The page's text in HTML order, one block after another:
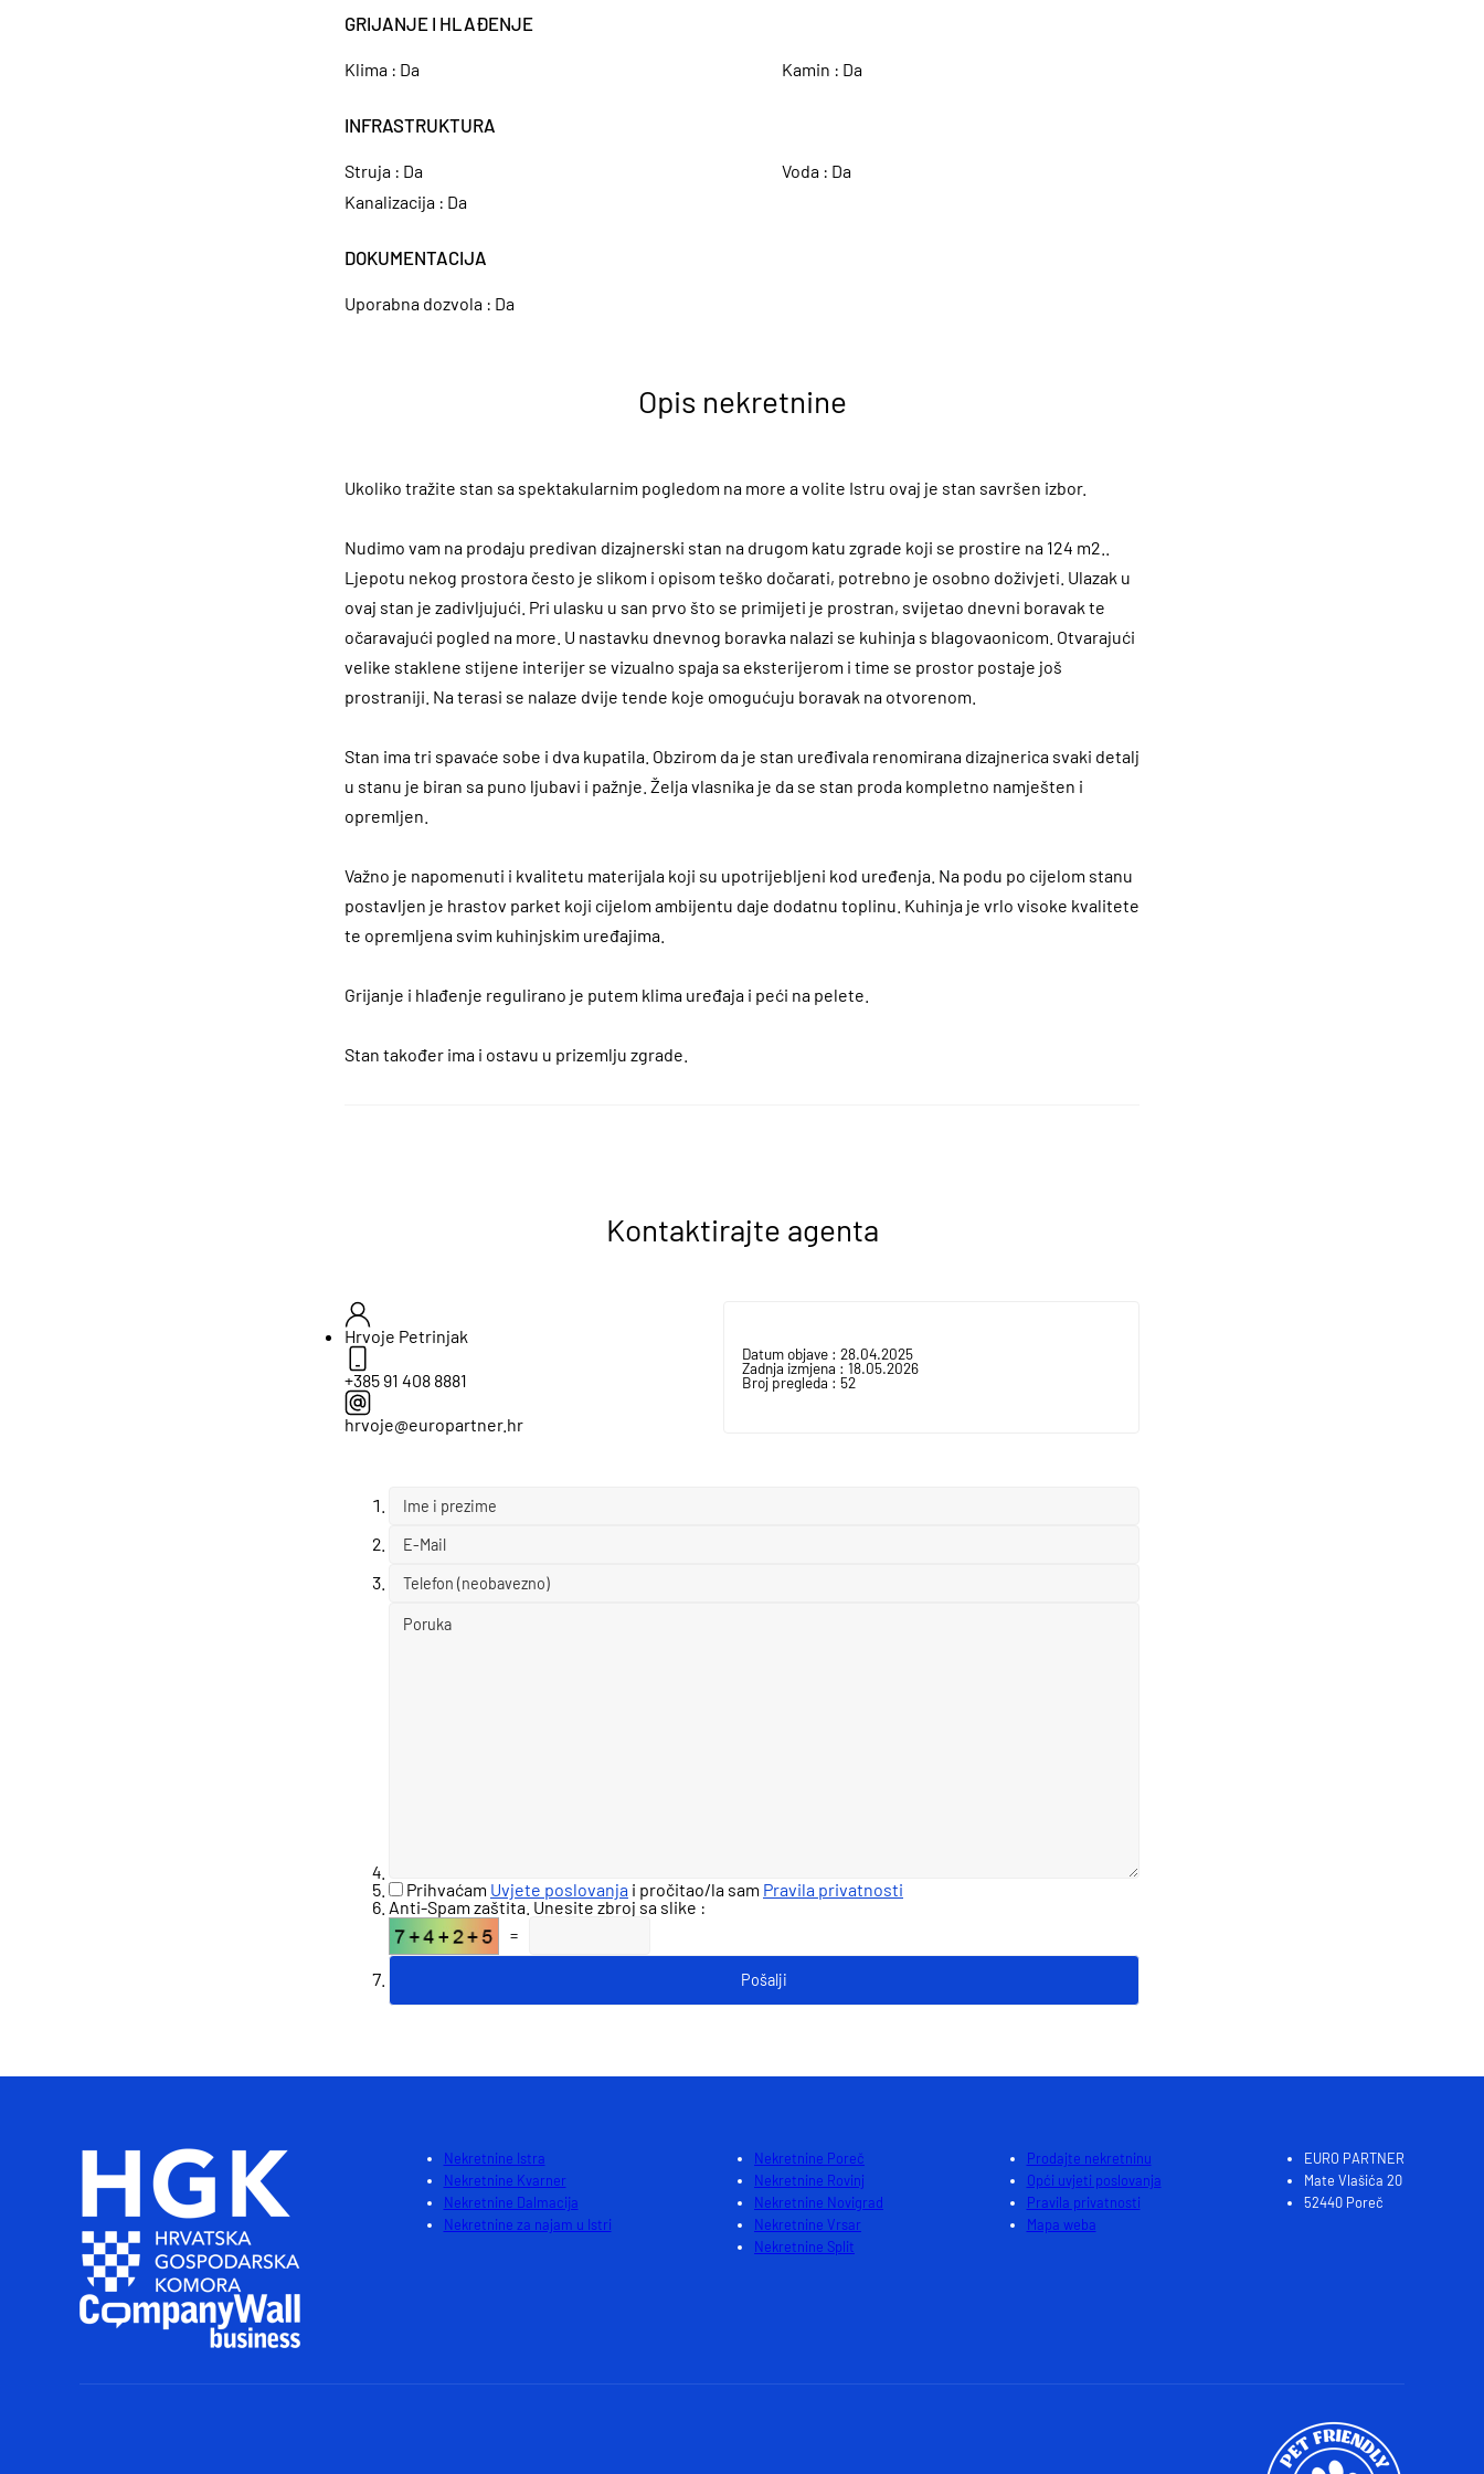
GRIJANJE I HLAĐENJE
Klima : Da Kamin : Da
INFRASTRUKTURA
Struja : Da Voda : Da
Kanalizacija : Da
DOKUMENTACIJA
Uporabna dozvola : Da
Opis nekretnine
Ukoliko tražite stan sa spektakularnim pogledom na more a volite Istru ovaj je stan savršen izbor.
Nudimo vam na prodaju predivan dizajnerski stan na drugom katu zgrade koji se prostire na 124 m2..
Ljepotu nekog prostora često je slikom i opisom teško dočarati, potrebno je osobno doživjeti. Ulazak u
ovaj stan je zadivljujući. Pri ulasku u san prvo što se primijeti je prostran, svijetao dnevni boravak te
očaravajući pogled na more. U nastavku dnevnog boravka nalazi se kuhinja s blagovaonicom. Otvarajući
velike staklene stijene interijer se vizualno spaja sa eksterijerom i time se prostor postaje još
prostraniji. Na terasi se nalaze dvije tende koje omogućuju boravak na otvorenom.
Stan ima tri spavaće sobe i dva kupatila. Obzirom da je stan uređivala renomirana dizajnerica svaki detalj
u stanu je biran sa puno ljubavi i pažnje. Želja vlasnika je da se stan proda kompletno namješten i
opremljen.
Važno je napomenuti i kvalitetu materijala koji su upotrijebljeni kod uređenja. Na podu po cijelom stanu
postavljen je hrastov parket koji cijelom ambijentu daje dodatnu toplinu. Kuhinja je vrlo visoke kvalitete
te opremljena svim kuhinjskim uređajima.
Grijanje i hlađenje regulirano je putem klima uređaja i peći na pelete.
Stan također ima i ostavu u prizemlju zgrade.
Kontaktirajte agenta
Hrvoje Petrinjak
+385 91 408 8881
hrvoje@europartner.hr
Datum objave : 28.04.2025
Zadnja izmjena : 18.05.2026
Broj pregleda : 52
Prihvaćam Uvjete poslovanja i pročitao/la sam Pravila privatnosti
Anti-Spam zaštita. Unesite zbroj sa slike :
=
Nekretnine Istra
Nekretnine Kvarner
Nekretnine Dalmacija
Nekretnine za najam u Istri
Nekretnine Poreč
Nekretnine Rovinj
Nekretnine Novigrad
Nekretnine Vrsar
Nekretnine Split
Prodajte nekretninu
Opći uvjeti poslovanja
Pravila privatnosti
Mapa weba
EURO PARTNER
Mate Vlašića 20
52440 Poreč